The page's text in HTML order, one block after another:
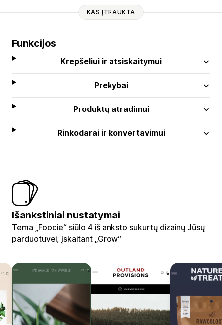
KAS ĮTRAUKTA
Funkcijos
Krepšeliui ir atsiskaitymui
Prekybai
Produktų atradimui
Rinkodarai ir konvertavimui
Išankstiniai nustatymai
Tema „Foodie“ siūlo 4 iš anksto sukurtų dizainų Jūsų
parduotuvei, įskaitant „Grow“